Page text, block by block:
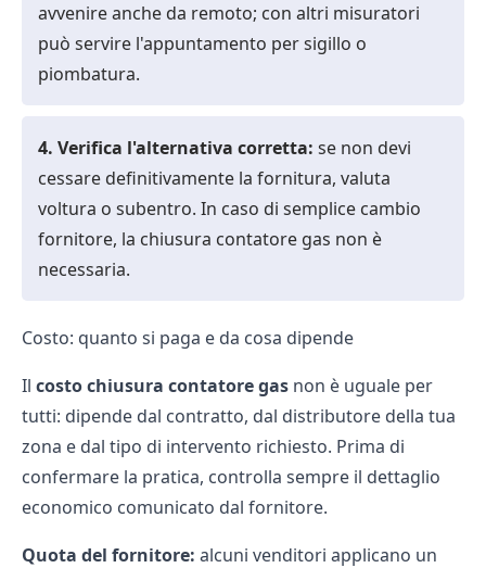
avvenire anche da remoto; con altri misuratori
può servire l'appuntamento per sigillo o
piombatura.
4. Verifica l'alternativa corretta: se non devi
cessare definitivamente la fornitura, valuta
voltura o subentro. In caso di semplice cambio
fornitore, la chiusura contatore gas non è
necessaria.
Costo: quanto si paga e da cosa dipende
Il costo chiusura contatore gas non è uguale per
tutti: dipende dal contratto, dal distributore della tua
zona e dal tipo di intervento richiesto. Prima di
confermare la pratica, controlla sempre il dettaglio
economico comunicato dal fornitore.
Quota del fornitore: alcuni venditori applicano un